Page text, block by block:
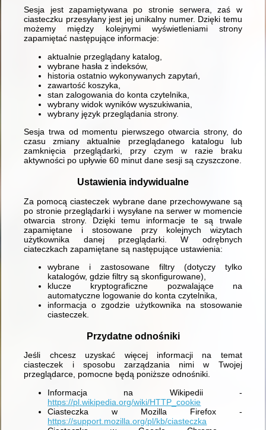
Sesja jest zapamiętywana po stronie serwera, zaś w
ciasteczku przesyłany jest jej unikalny numer. Dzięki temu
możemy między kolejnymi wyświetleniami strony
zapamiętać następujące informacje:
aktualnie przeglądany katalog,
wybrane hasła z indeksów,
historia ostatnio wykonywanych zapytań,
zawartość koszyka,
stan zalogowania do konta czytelnika,
wybrany widok wyników wyszukiwania,
wybrany język przeglądania strony.
Sesja trwa od momentu pierwszego otwarcia strony, do
czasu zmiany aktualnie przeglądanego katalogu lub
zamknięcia przeglądarki, przy czym w razie braku
aktywności po upływie 60 minut dane sesji są czyszczone.
Ustawienia indywidualne
Za pomocą ciasteczek wybrane dane przechowywane są
po stronie przeglądarki i wysyłane na serwer w momencie
otwarcia strony. Dzięki temu informacje te są trwale
zapamiętane i stosowane przy kolejnych wizytach
użytkownika danej przeglądarki. W odrębnych
ciateczkach zapamiętane są następujące ustawienia:
wybrane i zastosowane filtry (dotyczy tylko
katalogów, gdzie filtry są skonfigurowane),
klucze kryptograficzne pozwalające na
automatyczne logowanie do konta czytelnika,
informacja o zgodzie użytkownika na stosowanie
ciasteczek.
Przydatne odnośniki
Jeśli chcesz uzyskać więcej informacji na temat
ciasteczek i sposobu zarządzania nimi w Twojej
przeglądarce, pomocne będą poniższe odnośniki.
Informacja na Wikipedii -
https://pl.wikipedia.org/wiki/HTTP_cookie
Ciasteczka w Mozilla Firefox -
https://support.mozilla.org/pl/kb/ciasteczka